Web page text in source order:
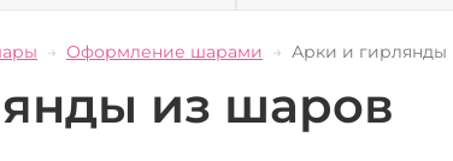
Оформление шарами Арки и гирлянды
из шаров